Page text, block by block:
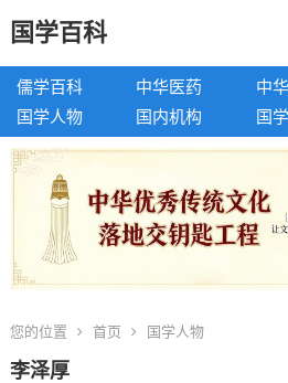
国学百科
儒学百科 中华医药 中
国学人物
国内机构 国
您的位置 首页 国学人物
李泽厚